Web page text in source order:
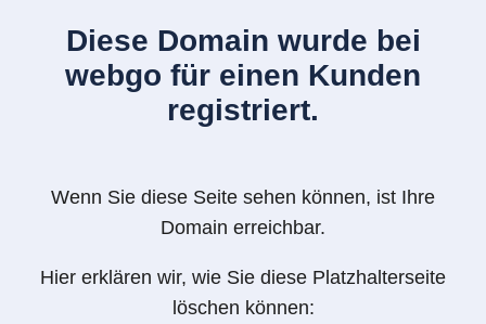
Diese Domain wurde bei
webgo für einen Kunden
registriert.
Wenn Sie diese Seite sehen können, ist Ihre
Domain erreichbar.
Hier erklären wir, wie Sie diese Platzhalterseite
löschen können: